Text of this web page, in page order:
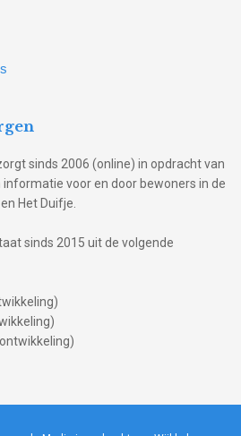
sinds 2006 (online) in opdracht van
voor en door bewoners in de
Het Duifje.
sinds 2015 uit de volgende